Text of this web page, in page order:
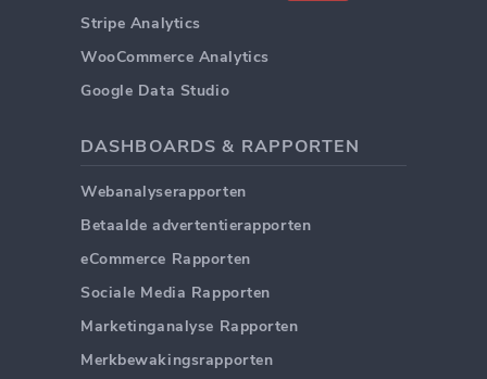
Stripe Analytics
WooCommerce Analytics
Google Data Studio
DASHBOARDS & RAPPORTEN
Webanalyserapporten
Betaalde advertentierapporten
eCommerce Rapporten
Sociale Media Rapporten
Marketinganalyse Rapporten
Merkbewakingsrapporten